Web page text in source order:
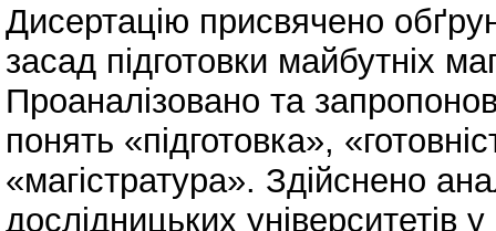
Дисертацію присвячено
засад підготовки майбутніх
Проаналізовано та
понять «підготовка»,
«магістратура». Здійснено
дослідницьких університетів